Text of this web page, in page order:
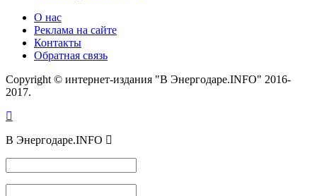
О нас
Реклама на сайте
Контакты
Обратная связь
Copyright © интернет-издания "В Энергодаре.INFO" 2016-
2017.
В Энергодаре.INFO